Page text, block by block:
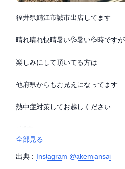
福井県鯖江市誠市出店してます
晴れ晴れ快晴暑い💦暑い💦時ですが
楽しみにして頂いてる方は
他府県からもお見えになってます
熱中症対策してお越しください
#鯖江市
#誠勝寺
全部見る
出典： Instagram @akemiansai